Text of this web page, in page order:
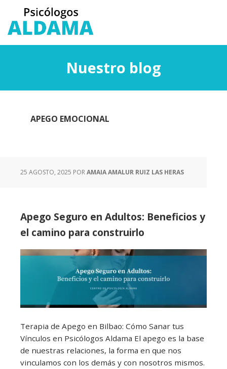
contenido
principal
barra
Nuestro blog
APEGO EMOCIONAL
25 AGOSTO, 2025 PORAMAIA AMALUR RUIZ LAS HERAS
Apego Seguro en Adultos: Beneficios y
el camino para construirlo
Terapia de Apego en Bilbao: Cómo Sanar tus
Vínculos en Psicólogos Aldama El apego es la base
de nuestras relaciones, la forma en que nos
vinculamos con los demás y con nosotros mismos.